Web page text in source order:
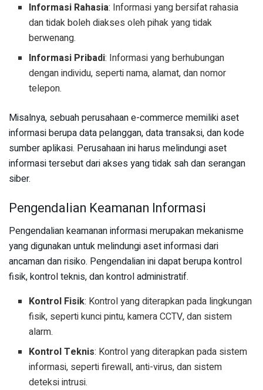
Informasi Rahasia: Informasi yang bersifat rahasia
dan tidak boleh diakses oleh pihak yang tidak
berwenang.
Informasi Pribadi: Informasi yang berhubungan
dengan individu, seperti nama, alamat, dan nomor
telepon.
Misalnya, sebuah perusahaan e-commerce memiliki aset
informasi berupa data pelanggan, data transaksi, dan kode
sumber aplikasi. Perusahaan ini harus melindungi aset
informasi tersebut dari akses yang tidak sah dan serangan
siber.
Pengendalian Keamanan Informasi
Pengendalian keamanan informasi merupakan mekanisme
yang digunakan untuk melindungi aset informasi dari
ancaman dan risiko. Pengendalian ini dapat berupa kontrol
fisik, kontrol teknis, dan kontrol administratif.
Kontrol Fisik: Kontrol yang diterapkan pada lingkungan
fisik, seperti kunci pintu, kamera CCTV, dan sistem
alarm.
Kontrol Teknis: Kontrol yang diterapkan pada sistem
informasi, seperti firewall, anti-virus, dan sistem
deteksi intrusi.